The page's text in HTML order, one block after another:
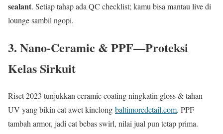
sealant. Setiap tahap ada QC checklist; kamu bisa mantau live di
lounge sambil ngopi.
3. Nano‑Ceramic & PPF—Proteksi
Kelas Sirkuit
Riset 2023 tunjukkan ceramic coating ningkatin gloss & tahan
UV yang bikin cat awet kinclong baltimoredetail.com. PPF
tambah armor, jadi cat bebas swirl, nilai jual pun tetap prima.